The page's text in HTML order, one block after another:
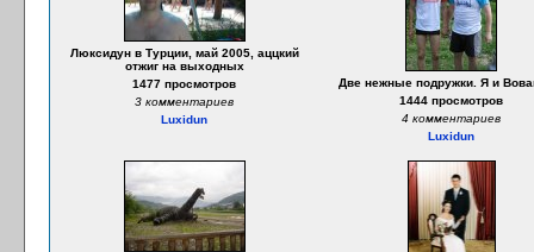
Люксидун в Турции, май 2005, аццкий
отжиг на выходных
1477 просмотров
3 комментариев
Luxidun
Две нежные подружки. Я и
1444 просмотров
4 комментариев
Luxidun